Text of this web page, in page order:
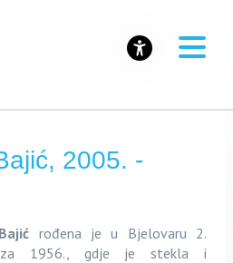
2005. -
rođena je u Bjelovaru 2.
1956., gdje je stekla i